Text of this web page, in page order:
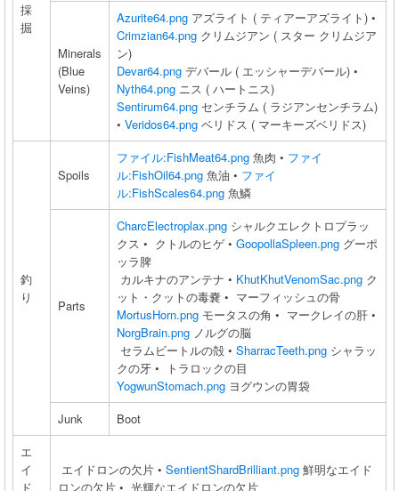
採
掘
Minerals
(Blue
Veins)
Azurite64.png アズライト ( ティアーアズライト) •
Crimzian64.png クリムジアン ( スター クリムジア
ン)
Devar64.png デバール ( エッシャーデバール) •
Nyth64.png ニス ( ハートニス)
Sentirum64.png センチラム ( ラジアンセンチラム)
• Veridos64.png ベリドス ( マーキーズベリドス)
釣
り
Spoils
ファイル:FishMeat64.png 魚肉 • ファイ
ル:FishOil64.png 魚油 • ファイ
ル:FishScales64.png 魚鱗
Parts
CharcElectroplax.png シャルクエレクトロプラッ
クス • クトルのヒゲ • GoopollaSpleen.png グーポ
ッラ脾
カルキナのアンテナ • KhutKhutVenomSac.png ク
ット・クットの毒嚢 • マーフィッシュの骨
MortusHorn.png モータスの角 • マークレイの肝 •
NorgBrain.png ノルグの脳
セラムビートルの殻 • SharracTeeth.png シャラッ
クの牙 • トラロックの目
YogwunStomach.png ヨグウンの胃袋
Junk
Boot
エ
イ
ド
エイドロンの欠片 • SentientShardBrilliant.png 鮮明なエイド
ロンの欠片 • 光輝なエイドロンの欠片